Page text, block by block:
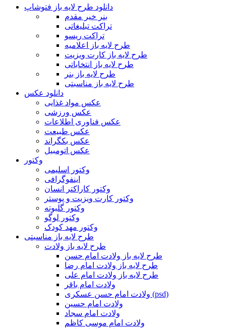
دانلود طرح لایه باز فتوشاپ
بنر خیر مقدم
تراکت تبلیغاتی
تراکت ریسو
طرح لایه باز اعلامیه
طرح لایه باز کارت ویزیت
طرح لایه باز انتخاباتی
طرح لایه باز بنر
طرح لایه باز مناسبتی
دانلود عکس
عکس مواد غذایی
عکس ورزشی
عکس فناوری اطلاعات
عکس طبیعت
عکس بکگراند
عکس اتومبیل
وکتور
وکتور اسلیمی
اینفوگرافی
وکتور کاراکتر انسان
وکتور کارت ویزیت و پوستر
وکتور گلبوته
وکتور لوگو
وکتور مهد کودک
طرح لایه باز مناسبتی
طرح لایه باز ولادت
طرح لایه باز ولادت امام حسن
طرح لایه باز ولادت امام رضا
طرح لایه باز ولادت امام علی
ولادت امام باقر
ولادت امام حسن عسکری (psd)
ولادت امام حسین
ولادت امام سجاد
ولادت امام موسی کاظم